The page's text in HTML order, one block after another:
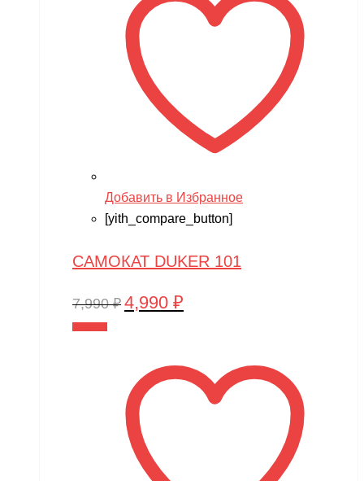
Добавить в Избранное
[yith_compare_button]
САМОКАТ DUKER 101
7,990₽ Первоначальная
7,990 ₽.
4,990 ₽